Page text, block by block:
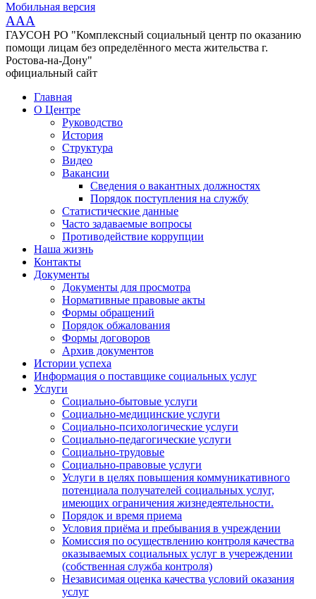
Мобильная версия
AAA
ГАУСОН РО "Комплексный социальный центр по оказанию
помощи лицам без определённого места жительства г.
Ростова-на-Дону"
официальный сайт
Главная
О Центре
Руководство
История
Структура
Видео
Вакансии
Сведения о вакантных должностях
Порядок поступления на службу
Статистические данные
Часто задаваемые вопросы
Противодействие коррупции
Наша жизнь
Контакты
Документы
Документы для просмотра
Нормативные правовые акты
Формы обращений
Порядок обжалования
Формы договоров
Архив документов
Истории успеха
Информация о поставщике социальных услуг
Услуги
Социально-бытовые услуги
Социально-медицинские услуги
Социально-психологические услуги
Социально-педагогические услуги
Социально-трудовые
Социально-правовые услуги
Услуги в целях повышения коммуникативного
потенциала получателей социальных услуг,
имеющих ограничения жизнедеятельности.
Порядок и время приема
Условия приёма и пребывания в учреждении
Комиссия по осуществлению контроля качества
оказываемых социальных услуг в учереждении
(собственная служба контроля)
Независимая оценка качества условий оказания
услуг